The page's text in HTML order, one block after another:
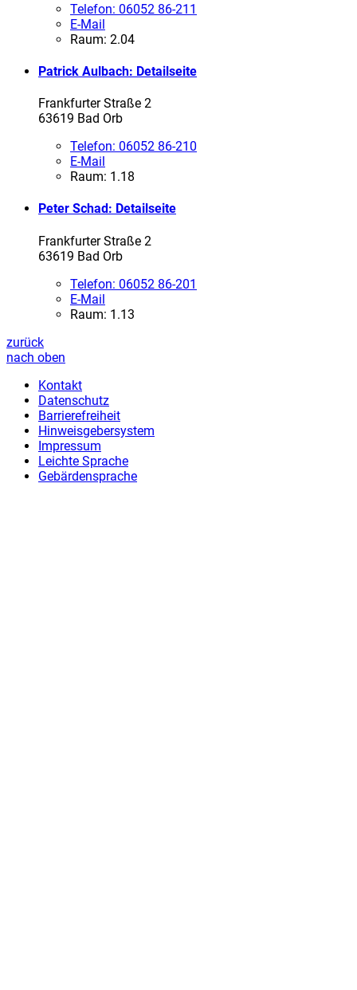
Telefon: 06052 86-211
E-Mail
Raum: 2.04
Patrick Aulbach: Detailseite
Frankfurter Straße 2
63619 Bad Orb
Telefon: 06052 86-210
E-Mail
Raum: 1.18
Peter Schad : Detailseite
Frankfurter Straße 2
63619 Bad Orb
Telefon: 06052 86-201
E-Mail
Raum: 1.13
zurück
nach oben
Kontakt
Datenschutz
Barrierefreiheit
Hinweisgebersystem
Impressum
Leichte Sprache
Gebärdensprache